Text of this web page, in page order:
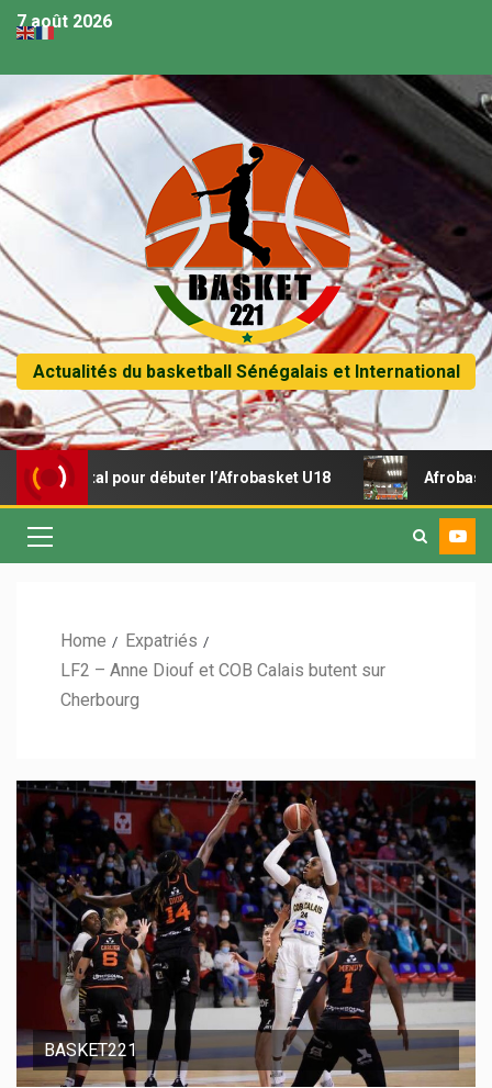
7 août 2026
Actualités du basketball Sénégalais et International
récital pour débuter l’Afrobasket U18 Afrobasket U18
Home
Expatriés
LF2 – Anne Diouf et COB Calais butent sur
Cherbourg
BASKET221